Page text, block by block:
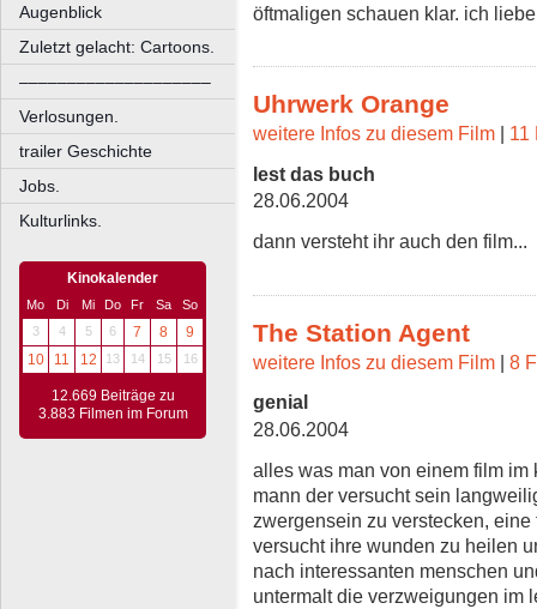
Augenblick
Zuletzt gelacht: Cartoons.
––––––––––––––––––––
Verlosungen.
trailer Geschichte
Jobs.
Kulturlinks.
Kinokalender
Mo Di Mi Do Fr Sa
So
3
4 5 6 7 8
9
10
11 12 13 14 15 16
12.669 Beiträge zu
3.883 Filmen im Forum
öftmaligen schauen klar. ich
Uhrwerk Orange
weitere Infos zu diesem Film
11
lest das buch
28.06.2004
dann versteht ihr auch den film...
The Station Agent
weitere Infos zu diesem Film | 8
genial
28.06.2004
alles was man von einem film im
mann der versucht sein
zwergensein zu verstecken,
versucht ihre wunden zu heilen
nach interessanten menschen
untermalt die verzweigungen im